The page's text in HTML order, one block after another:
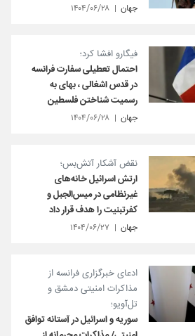
جهان ۱۴۰۴/۰۶/۲۸
فیگارو افشا کرد؛
احتمال تعطیلی سفارت فرانسه
در قدس اشغالی ، بهای به
رسمیت شناختن فلسطین
جهان ۱۴۰۴/۰۶/۲۸
نقض آشکار آتش‌بس؛
ارتش اسرائیل خانه‌های
غیرنظامی در میس‌الجبل و
کفرتبنیت را هدف قرار داد
جهان ۱۴۰۴/۰۶/۲۷
ادعای خبرگزاری فرانسه از
مذاکرات امنیتی دمشق و
تل‌آویو؛
سوریه و اسرائیل در آستانه توافق